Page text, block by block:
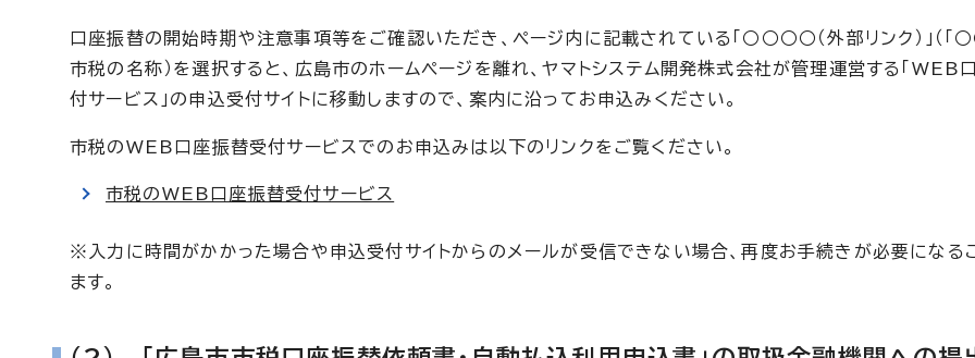
口座振替の開始時期や注意事項等をご確認いただき、ページ内に記載されている「○○○○（外部リンク）」（
市税の名称）を選択すると、広島市のホームページを離れ、ヤマトシステム開発株式会社が管理運営する「WEB
付サービス」の申込受付サイトに移動しますので、案内に沿ってお申込みください。
市税のWEB口座振替受付サービスでのお申込みは以下のリンクをご覧ください。
市税のWEB口座振替受付サービス
※入力に時間がかかった場合や申込受付サイトからのメールが受信できない場合、再度お手続きが必要になる
ます。